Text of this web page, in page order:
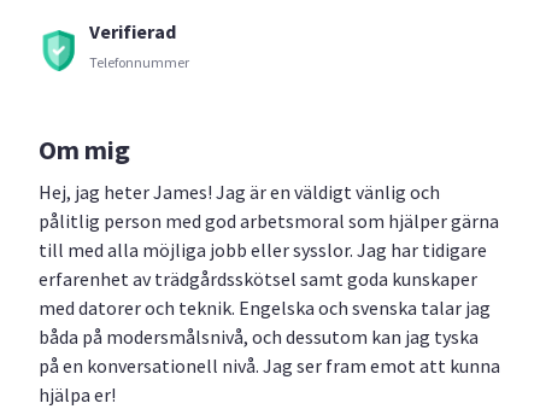
Verifierad
Telefonnummer
Om mig
Hej, jag heter James! Jag är en väldigt vänlig och
pålitlig person med god arbetsmoral som hjälper gärna
till med alla möjliga jobb eller sysslor. Jag har tidigare
erfarenhet av trädgårdsskötsel samt goda kunskaper
med datorer och teknik. Engelska och svenska talar jag
båda på modersmålsnivå, och dessutom kan jag tyska
på en konversationell nivå. Jag ser fram emot att kunna
hjälpa er!